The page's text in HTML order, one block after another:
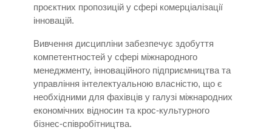
проєктних пропозицій у сфері комерціалізації
інновацій.
Вивчення дисципліни забезпечує здобуття
компетентностей у сфері міжнародного
менеджменту, інноваційного підприємництва та
управління інтелектуальною власністю, що є
необхідними для фахівців у галузі міжнародних
економічних відносин та крос-культурного
бізнес-співробітництва.